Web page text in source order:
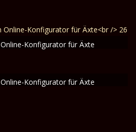
Konfigurator für Äxte
Konfigurator für Äxte